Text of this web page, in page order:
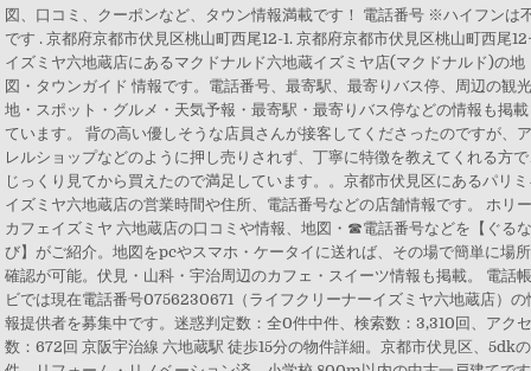
図、口コミ、クーポンなど、タウン情報満載です！ 電話番号 ※ハイフンは
です . 京都府京都市伏見区桃山町西尾12-1. 京都府京都市伏見区桃山町西尾
イズミヤ六地蔵店にあるマクドナルド六地蔵イズミヤ店(マクドナルド)の地
図・タウンガイド 情報です。電話番号、最寄駅、最寄りバス停、周辺の観
地・スポット・グルメ・天気予報・最寄駅・最寄りバス停などの情報も掲
ています。 背の高い優しそうな店員さんが接客してくださったのですが、
レルショップなどのように押し売りされず、丁寧に特徴を教えてくれる方
じっくり見てから買えたので満足しています。。京都市伏見区にあるパリ
イズミヤ六地蔵店の営業時間や住所、電話番号などの店舗情報です。 ホリ
カフェイズミヤ 六地蔵店の口コミや情報、地図・☎電話番号などを【ぐる
び】がご紹介。地図をpcやスマホ・ケータイに送れば、その場で簡単に場
確認が可能。伏見・山科・宇治周辺のカフェ・スイーツ情報も掲載。 電話
ビでは現在電話番号0756230671（ライフクリーナーイズミヤ六地蔵店）の
報提供者を募集中です。迷惑判定数：全0件中件、検索数：3,310回、アク
数：672回 京阪宇治線 六地蔵駅 徒歩15分の物件詳細。京都市伏見区、5dk